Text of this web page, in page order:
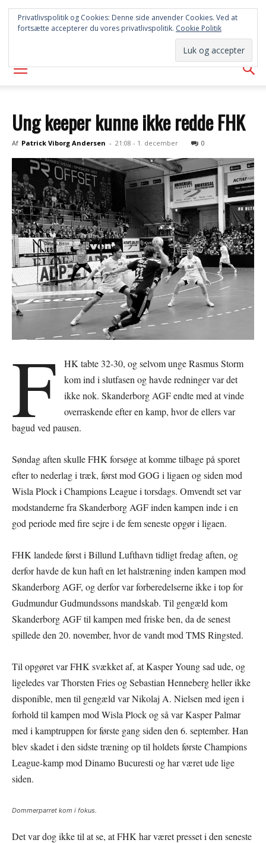
SYD
AVISEN
Ung keeper kunne ikke redde FHK
Af Patrick Viborg Andersen - 21:08 - 1. december 0
F
HK tabte 32-30, og selvom unge Rasmus Storm
kom ind i slutfasen og havde redninger var det
ikke nok. Skanderborg AGF endte med at vinde
overraskende efter en kamp, hvor de ellers var
bagud ved pausen.
Søndag aften skulle FHK forsøge at komme tilbage på sporet
efter to nederlag i træk, først mod GOG i ligaen og siden mod
Wisla Plock i Champions League i torsdags. Omvendt set var
modstanderne fra Skanderborg AGF inden kampen inde i en
god periode med fire sejre i de fem seneste opgør i ligaen.
FHK landede først i Billund Lufthavn tidligt fredag aften, og
derfor havde de kun haft en let halstræning inden kampen mod
Skanderborg AGF, og derfor var forberedelserne ikke i top for
Gudmundur Gudmundssons mandskab. Til gengæld kom
Skanderborg AGF til kampen med friske ben, da de senest
spillede den 20. november, hvor de vandt mod TMS Ringsted.
Til opgøret var FHK svækket af, at Kasper Young sad ude, og
ligeledes var Thorsten Fries og Sebastian Henneberg heller ikke
disponible, men til gengæld var Nikolaj A. Nielsen med igen i
forhold til kampen mod Wisla Plock og så var Kasper Palmar
med i kamptruppen for første gang siden den 6. september. Han
blev skadet i den sidste træning op til holdets første Champions
League-kamp mod Dinamo Bucuresti og har været ude lige
siden.
Dommerparret kom i fokus.
Det var dog ikke til at se, at FHK har været presset i den seneste
Privatlivspolitik og Cookies: Denne side anvender Cookies. Ved at
fortsætte accepterer du vores privatlivspolitik. Cookie Politik